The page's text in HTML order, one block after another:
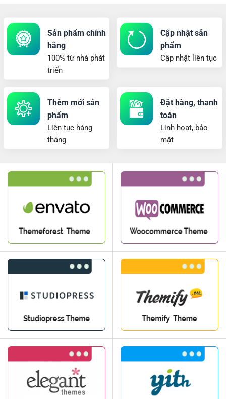
Sản phẩm chính
hãng
100% từ nhà phát
triển
Cập nhật sản
phẩm
Cập nhật liên tục
Thêm mới sản
phẩm
Liên tục hàng
tháng
Đặt hàng, thanh
toán
Linh hoạt, bảo
mật